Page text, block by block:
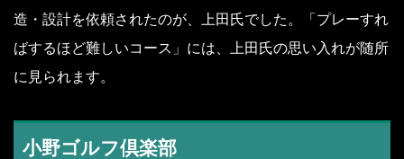
造・設計を依頼されたのが、上田氏でした。「プレーすれ
ばするほど難しいコース」には、上田氏の思い入れが随所
に見られます。
小野ゴルフ倶楽部